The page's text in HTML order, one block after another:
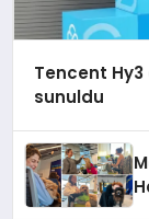
Tencent
sunuldu